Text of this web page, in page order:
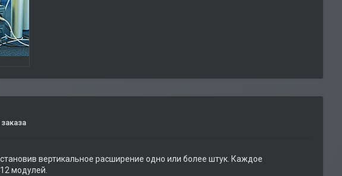
вертикальное расширение одно или более штук. Каждое
модулей.